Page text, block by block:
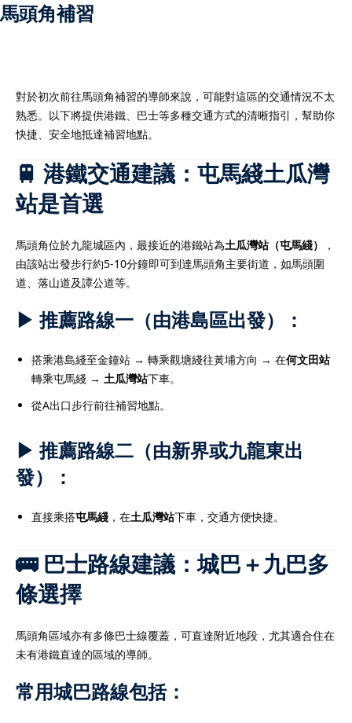
馬頭角補習
對於初次前往馬頭角補習的導師來說，可能對這區的交通情況不太
熟悉。以下將提供港鐵、巴士等多種交通方式的清晰指引，幫助你
快捷、安全地抵達補習地點。
🚆 港鐵交通建議：屯馬綫土瓜灣
站是首選
馬頭角位於九龍城區內，最接近的港鐵站為土瓜灣站（屯馬綫）
，
由該站出發步行約5-10分鐘即可到達馬頭角主要街道，如馬頭圍
道、落山道及譚公道等。
▶ 推薦路線一（由港島區出發）：
搭乘港島綫至金鐘站 → 轉乘觀塘綫往黃埔方向 → 在何文田站
轉乘屯馬綫 → 土瓜灣站下車。
從A出口步行前往補習地點。
▶ 推薦路線二（由新界或九龍東出
發）：
直接乘搭屯馬綫 ，在土瓜灣站下車，交通方便快捷。
🚌 巴士路線建議：城巴＋九巴多
條選擇
馬頭角區域亦有多條巴士線覆蓋，可直達附近地段，尤其適合住在
未有港鐵直達的區域的導師。
常用城巴路線包括：